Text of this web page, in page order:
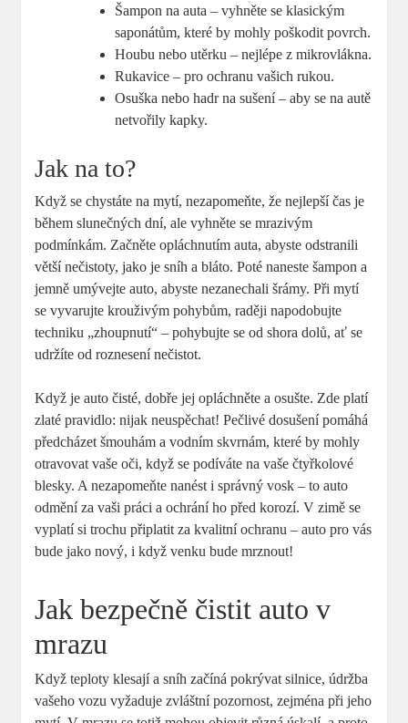
Šampon na auta – vyhněte se klasickým
saponátům, které by mohly poškodit povrch.
Houbu nebo utěrku – nejlépe z mikrovlákna.
Rukavice – ⁤pro⁤ ochranu vašich rukou.
Osuška nebo hadr na sušení – aby se na autě
netvořily kapky.
Jak na to?
Když se chystáte na mytí, nezapomeňte, že nejlepší čas je
během slunečných dní, ale vyhněte se​ mrazivým
podmínkám. Začněte opláchnutím auta, abyste odstranili
větší nečistoty, jako je sníh a bláto. ⁢Poté naneste šampon a
jemně umývejte auto, abyste nezanechali šrámy. Při mytí
se​ vyvarujte krouživým pohybům, raději napodobujte
techniku „zhoupnutí“ – pohybujte se od ‌shora dolů, ať se
udržíte od roznesení nečistot.
Když je auto čisté, dobře jej opláchněte a osušte. Zde ⁣platí
zlaté pravidlo: nijak neuspěchat! Pečlivé dosušení pomáhá
předcházet šmouhám a vodním skvrnám, ⁤které by mohly
otravovat vaše oči, ⁣když se podíváte na vaše čtyřkolové
blesky. A nezapomeňte nanést i správný vosk – to auto
odmění za vaši práci a ochrání⁢ ho před korozí. V zimě se
vyplatí si ‍trochu připlatit za kvalitní ochranu – auto pro vás
bude jako⁣ nový, i když‌ venku bude mrznout!
Jak bezpečně čistit⁤ auto v
mrazu
Když teploty klesají a sníh začíná pokrývat silnice, údržba
vašeho vozu vyžaduje zvláštní pozornost,‍ zejména⁣ při jeho‍